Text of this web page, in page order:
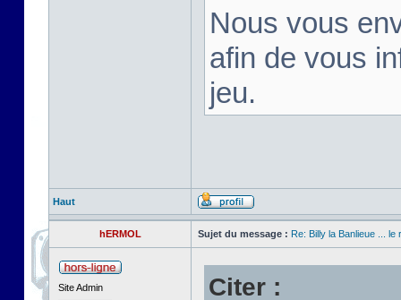
Nous vous
afin de vous
jeu.
Haut
hERMOL Sujet du message : Re: Billy la Banlieue ... le
Site Admin Citer :